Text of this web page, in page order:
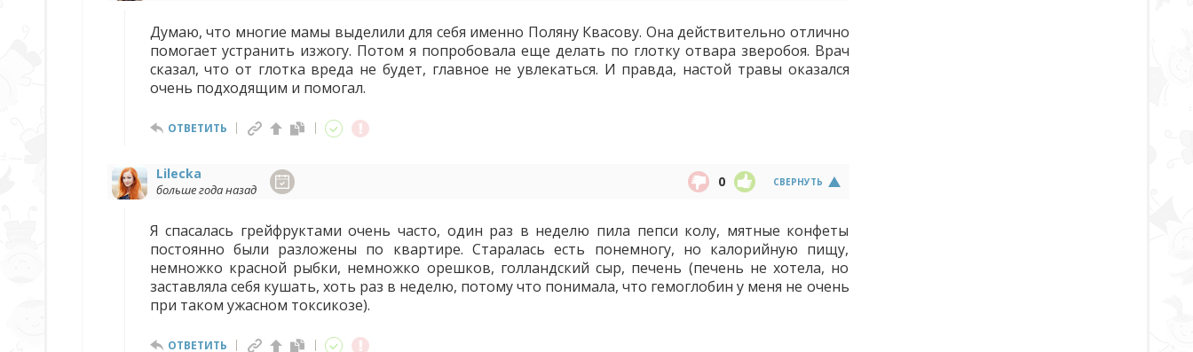
Думаю, что многие мамы выделили для себя именно Поляну Квасову. Она действительно отлично
помогает устранить изжогу. Потом я попробовала еще делать по глотку отвара зверобоя. Врач
сказал, что от глотка вреда не будет, главное не увлекаться. И правда, настой травы оказался
очень подходящим и помогал.
ОТВЕТИТЬ
Lilecka
больше года назад СВЕРНУТЬ
0
Я спасалась грейфруктами очень часто, один раз в неделю пила пепси колу, мятные конфеты
постоянно были разложены по квартире. Старалась есть понемногу, но калорийную пищу,
немножко красной рыбки, немножко орешков, голландский сыр, печень (печень не хотела, но
заставляла себя кушать, хоть раз в неделю, потому что понимала, что гемоглобин у меня не очень
при таком ужасном токсикозе).
ОТВЕТИТЬ